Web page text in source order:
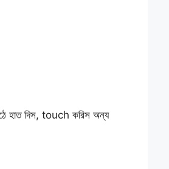
পিঠে হাত দিস, touch করিস অন্য